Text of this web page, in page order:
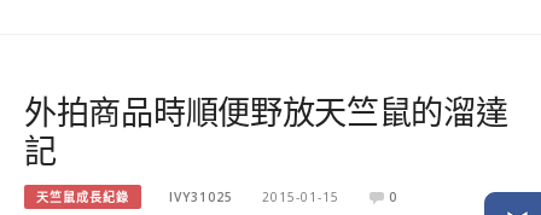
外拍商品時順便野放天竺鼠的溜達
記
天竺鼠成長紀錄 IVY31025 2015-01-15 0